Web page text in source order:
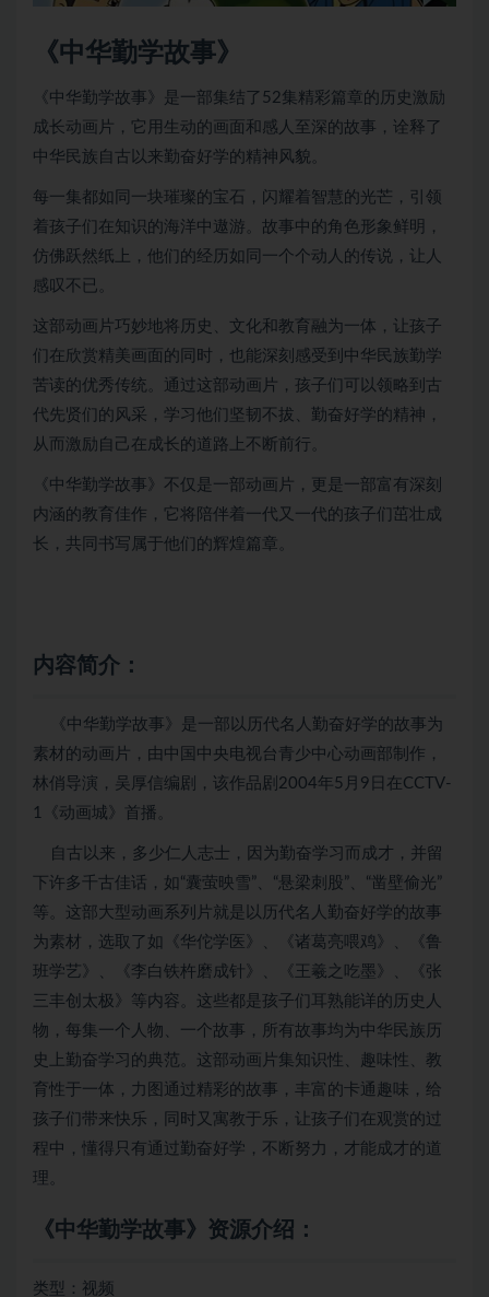
《中华勤学故事》
《中华勤学故事》是一部集结了52集精彩篇章的历史激励
成长动画片，它用生动的画面和感人至深的故事，诠释了
中华民族自古以来勤奋好学的精神风貌。
每一集都如同一块璀璨的宝石，闪耀着智慧的光芒，引领
着孩子们在知识的海洋中遨游。故事中的角色形象鲜明，
仿佛跃然纸上，他们的经历如同一个个动人的传说，让人
感叹不已。
这部动画片巧妙地将历史、文化和教育融为一体，让孩子
们在欣赏精美画面的同时，也能深刻感受到中华民族勤学
苦读的优秀传统。通过这部动画片，孩子们可以领略到古
代先贤们的风采，学习他们坚韧不拔、勤奋好学的精神，
从而激励自己在成长的道路上不断前行。
《中华勤学故事》不仅是一部动画片，更是一部富有深刻
内涵的教育佳作，它将陪伴着一代又一代的孩子们茁壮成
长，共同书写属于他们的辉煌篇章。
内容简介：
《中华勤学故事》是一部以历代名人勤奋好学的故事为
素材的动画片，由中国中央电视台青少中心动画部制作，
林俏导演，吴厚信编剧，该作品剧2004年5月9日在CCTV-
1《动画城》首播。
自古以来，多少仁人志士，因为勤奋学习而成才，并留
下许多千古佳话，如“囊萤映雪”、“悬梁刺股”、“凿壁偷光”
等。这部大型动画系列片就是以历代名人勤奋好学的故事
为素材，选取了如《华佗学医》、《诸葛亮喂鸡》、《鲁
班学艺》、《李白铁杵磨成针》、《王羲之吃墨》、《张
三丰创太极》等内容。这些都是孩子们耳熟能详的历史人
物，每集一个人物、一个故事，所有故事均为中华民族历
史上勤奋学习的典范。这部动画片集知识性、趣味性、教
育性于一体，力图通过精彩的故事，丰富的卡通趣味，给
孩子们带来快乐，同时又寓教于乐，让孩子们在观赏的过
程中，懂得只有通过勤奋好学，不断努力，才能成才的道
理。
《中华勤学故事》资源介绍：
类型：视频